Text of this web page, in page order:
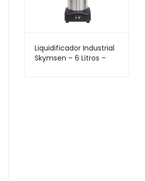
Liquidificador Industrial
Skymsen – 6 Litros –